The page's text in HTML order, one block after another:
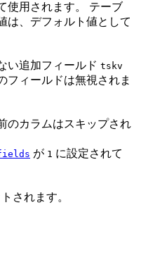
使用されます。 テーブ
は、デフォルト値として
い追加フィールド tskv
フィールドは無視されま
のカラムはスキップされ
が 1 に設定されて
されます。